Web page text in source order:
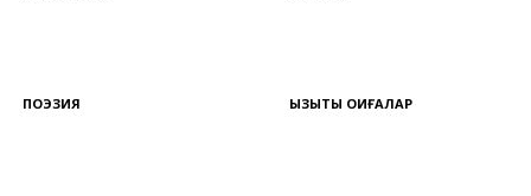
ПОЭЗИЯ ҚЫЗЫҚТЫ ОҚИҒАЛАР